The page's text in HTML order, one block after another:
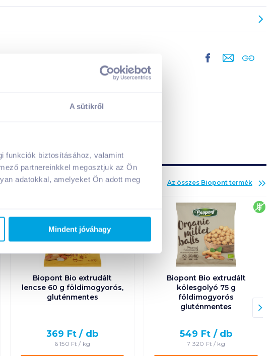
A sütikről
funkciók biztosításához, valamint
partnereinkkel megosztjuk az Ön
adatokkal, amelyeket Ön adott meg
Mindent jóváhagy
Az összes Biopont termék
gluténmentes
Biopont Bio extrudált
lencse 60 g földimogyorós,
gluténmentes
369 Ft / db
6 150 Ft / kg
Biopont Bio extrudált
kölesgolyó 75 g
földimogyorós
gluténmentes
549 Ft / db
7 320 Ft / kg